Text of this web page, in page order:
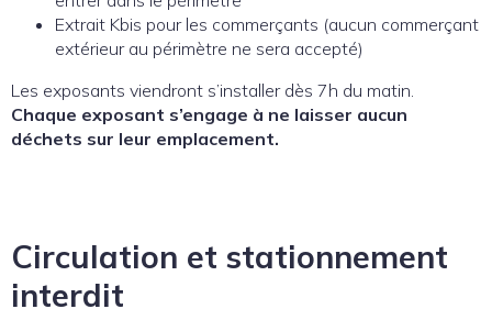
Extrait Kbis pour les commerçants (aucun commerçant
extérieur au périmètre ne sera accepté)
Les exposants viendront s’installer dès 7h du matin.
Chaque exposant s’engage à ne laisser aucun
déchets sur leur emplacement.
Circulation et stationnement
interdit